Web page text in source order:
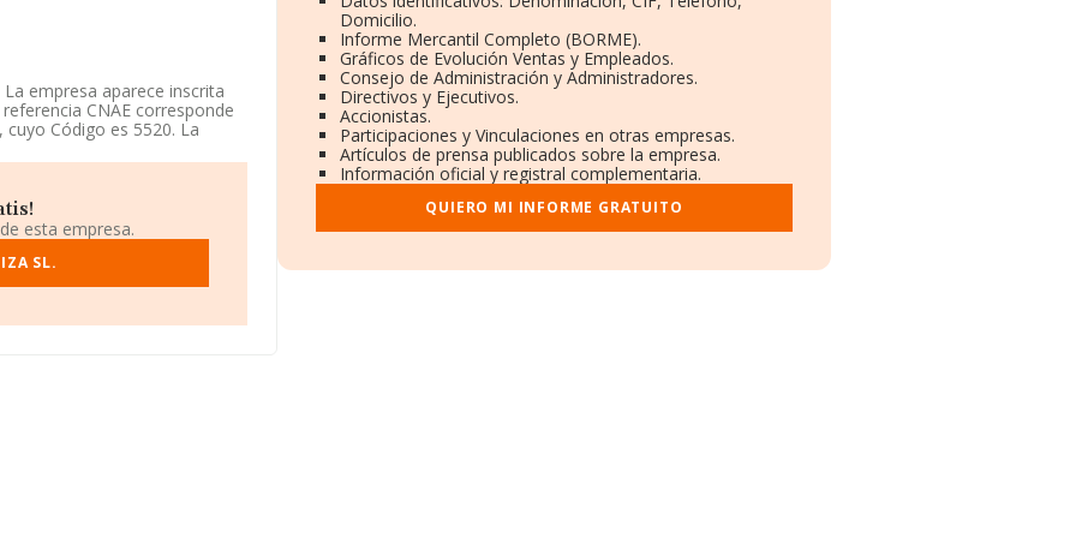
empresa aparece inscrita
CNAE corresponde
Código es 5520. La
se ha reducido un 10%. Ha
han reducido un 496%.
en los distintos rankings,
del sector, la empresa se
posición:Medina Reina
esta empresa.
SL.
Domicilio.
Informe Mercantil Completo (BORME).
Gráficos de Evolución Ventas y Empleados.
Consejo de Administración y Administradores.
Directivos y Ejecutivos.
Accionistas.
Participaciones y Vinculaciones en otras empresas.
Artículos de prensa publicados sobre la empresa.
Información oficial y registral complementaria.
QUIERO MI INFORME GRATUITO